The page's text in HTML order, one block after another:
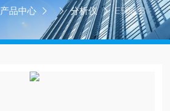
产品中心 分析仪
E5061B